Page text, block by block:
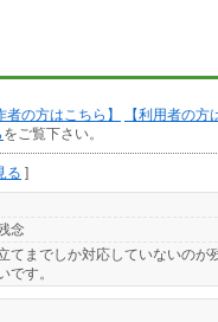
者の方はこちら】
【利用者の方
をご覧下さい。
る ]
念
てまでしか対応していないのが
です。